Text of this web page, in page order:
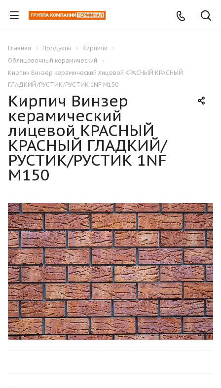
Главная Продукты
Кирпичи
Облицовочный керамический
Кирпич Винзер керамический лицевой КРАСНЫЙ КРАСНЫЙ
ГЛАДКИЙ/РУСТИК/РУСТИК 1NF М150
Кирпич Винзер
керамический
лицевой КРАСНЫЙ
КРАСНЫЙ ГЛАДКИЙ/
РУСТИК/РУСТИК 1NF
М150